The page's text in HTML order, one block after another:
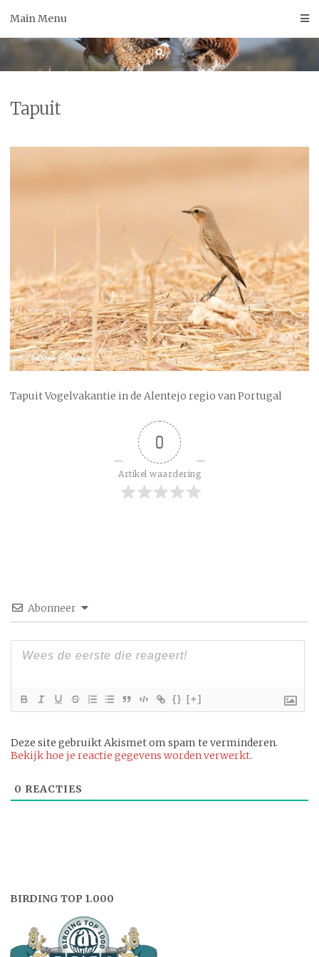
Main Menu
Tapuit
Tapuit Vogelvakantie in de Alentejo regio van Portugal
0
Artikel waardering
Abonneer
{} [+]
Deze site gebruikt Akismet om spam te verminderen.
Bekijk hoe je reactie gegevens worden verwerkt.
0 REACTIES
BIRDING TOP 1.000